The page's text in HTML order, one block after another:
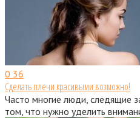
0 36
Сделать плечи красивыми возможно!
Часто многие люди, следящие
том, что нужно уделить